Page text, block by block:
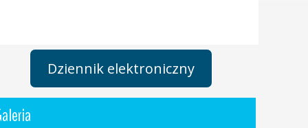
Dziennik elektroniczny